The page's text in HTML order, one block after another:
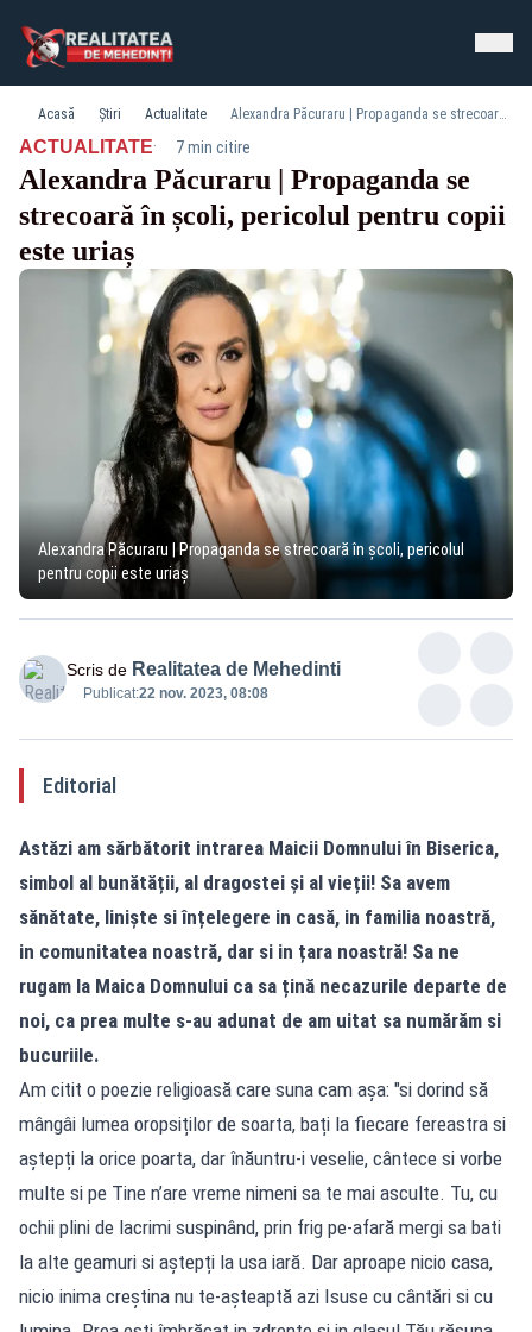
Acasă Știri Actualitate Alexandra Păcuraru | Propaganda se strecoară în școli, pericolul pentru copii este uriaș
ACTUALITATE· 7 min citire
Alexandra Păcuraru | Propaganda se
strecoară în școli, pericolul pentru copii
este uriaș
Alexandra Păcuraru | Propaganda se strecoară în școli, pericolul
pentru copii este uriaș
Scris de Realitatea de Mehedinti
Publicat:22 nov. 2023, 08:08
Editorial
Astăzi am sărbătorit intrarea Maicii Domnului în Biserica,
simbol al bunătății, al dragostei și al vieții! Sa avem
sănătate, liniște si înțelegere in casă, in familia noastră,
in comunitatea noastră, dar si in țara noastră! Sa ne
rugam la Maica Domnului ca sa țină necazurile departe de
noi, ca prea multe s-au adunat de am uitat sa numărăm si
bucuriile.
Am citit o poezie religioasă care suna cam așa: "si dorind să
mângâi lumea oropsiților de soarta, bați la fiecare fereastra si
aștepți la orice poarta, dar înăuntru-i veselie, cântece si vorbe
multe si pe Tine n’are vreme nimeni sa te mai asculte. Tu, cu
ochii plini de lacrimi suspinând, prin frig pe-afară mergi sa bati
la alte geamuri si aștepți la usa iară. Dar aproape nicio casa,
nicio inima creștina nu te-așteaptă azi Isuse cu cântări si cu